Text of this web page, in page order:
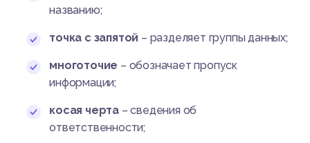
названию;
точка с запятой – разделяет группы данных;
многоточие – обозначает пропуск
информации;
косая черта – сведения об
ответственности;